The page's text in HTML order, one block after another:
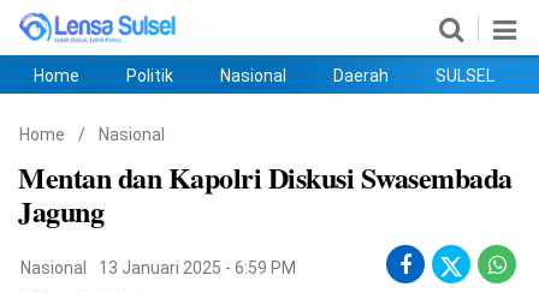
Home Politik Nasional Daerah SULSEL
Home / Nasional
Mentan dan Kapolri Diskusi Swasembada
Jagung
Nasional
13 Januari 2025 - 6:59 PM